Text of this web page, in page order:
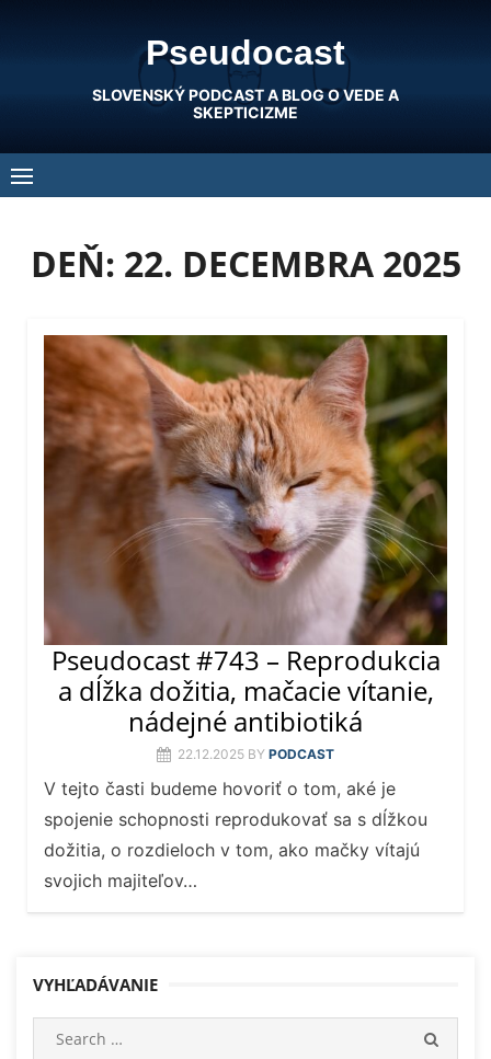
Pseudocast
SLOVENSKÝ PODCAST A BLOG O VEDE A
SKEPTICIZME
DEŇ: 22. DECEMBRA 2025
Pseudocast #743 – Reprodukcia
a dĺžka dožitia, mačacie vítanie,
nádejné antibiotiká
22.12.2025 BY PODCAST
V tejto časti budeme hovoriť o tom, aké je
spojenie schopnosti reprodukovať sa s dĺžkou
dožitia, o rozdieloch v tom, ako mačky vítajú
svojich majiteľov…
VYHĽADÁVANIE